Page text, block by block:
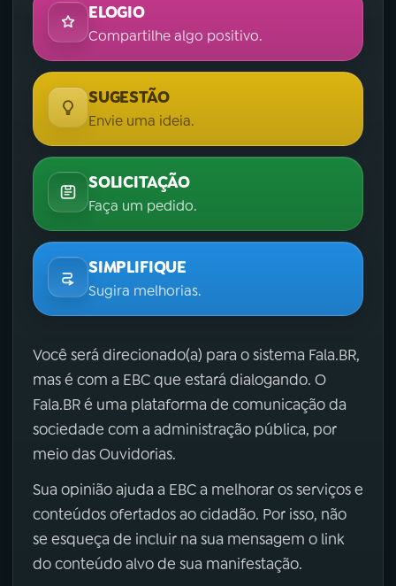
ELOGIO
Compartilhe algo positivo.
SUGESTÃO
Envie uma ideia.
SOLICITAÇÃO
Faça um pedido.
SIMPLIFIQUE
Sugira melhorias.
Você será direcionado(a) para o sistema Fala.BR,
mas é com a EBC que estará dialogando. O
Fala.BR é uma plataforma de comunicação da
sociedade com a administração pública, por
meio das Ouvidorias.
Sua opinião ajuda a EBC a melhorar os serviços e
conteúdos ofertados ao cidadão. Por isso, não
se esqueça de incluir na sua mensagem o link
do conteúdo alvo de sua manifestação.